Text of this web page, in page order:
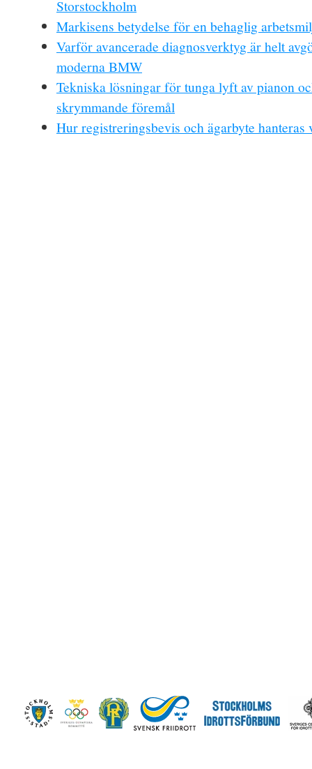
Storstockholm
Markisens betydelse för en behaglig
Varför avancerade diagnosverktyg är helt
moderna BMW
Tekniska lösningar för tunga lyft av pianon
skrymmande föremål
Hur registreringsbevis och ägarbyte